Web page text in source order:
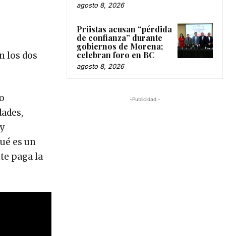
los dos
es un
paga la
agosto 8, 2026
Priistas acusan “pérdida
de confianza” durante
gobiernos de Morena;
celebran foro en BC
agosto 8, 2026
-Publicidad -